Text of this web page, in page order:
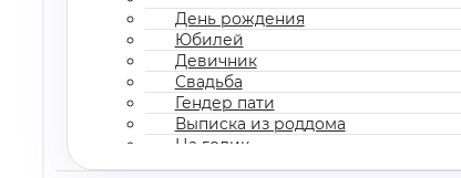
День рождения
Юбилей
Девичник
Свадьба
Гендер пати
Выписка из роддома
На годик
Корпоратив